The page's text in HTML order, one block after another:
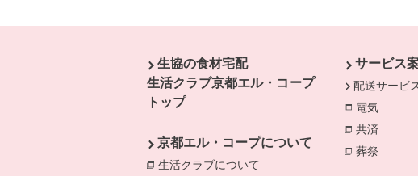
生協の食材宅配
生活クラブ京都エル・コープ
トップ
京都エル・コープについて
生活クラブについて
サービス
配送サービ
電気
共済
葬祭